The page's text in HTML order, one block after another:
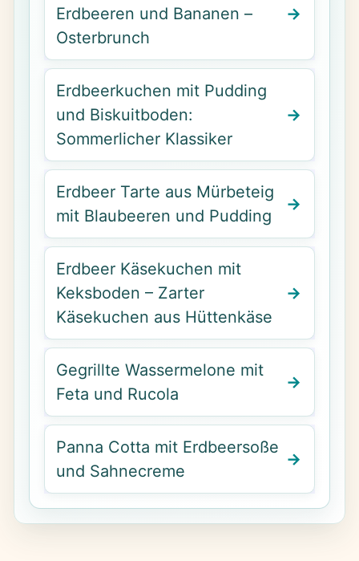
Erdbeeren und Bananen –
Osterbrunch
Erdbeerkuchen mit Pudding
und Biskuitboden:
Sommerlicher Klassiker
Erdbeer Tarte aus Mürbeteig
mit Blaubeeren und Pudding
Erdbeer Käsekuchen mit
Keksboden – Zarter
Käsekuchen aus Hüttenkäse
Gegrillte Wassermelone mit
Feta und Rucola
Panna Cotta mit Erdbeersoße
und Sahnecreme